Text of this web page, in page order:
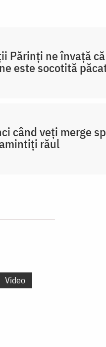
Părinți ne învață
este socotită
când veți merge
răul
Video